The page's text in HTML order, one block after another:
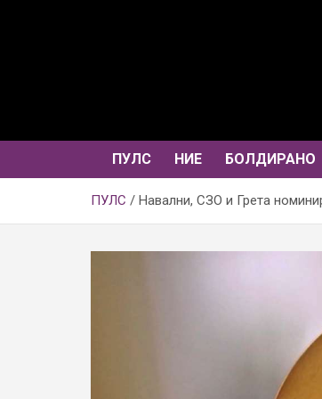
ПУЛС НИЕ БОЛДИРАНО
ПУЛС Навални, СЗО и Грета